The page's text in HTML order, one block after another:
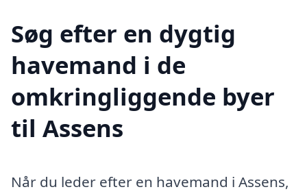
Søg efter en dygtig
havemand i de
omkringliggende byer
til Assens
Når du leder efter en havemand i Assens,